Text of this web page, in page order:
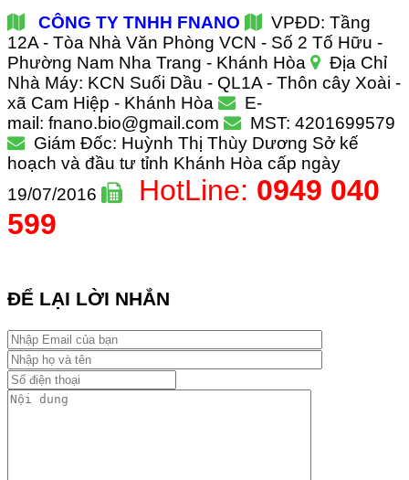
CÔNG TY TNHH FNANO
VPĐD: Tầng
12A - Tòa Nhà Văn Phòng VCN - Số 2 Tố Hữu -
Phường Nam Nha Trang - Khánh Hòa
Địa Chỉ
Nhà Máy: KCN Suối Dầu - QL1A - Thôn cây Xoài -
xã Cam Hiệp - Khánh Hòa
E-
mail: fnano.bio@gmail.com
MST: 4201699579
Giám Đốc: Huỳnh Thị Thùy Dương Sở kế
hoạch và đầu tư tỉnh Khánh Hòa cấp ngày
19/07/2016
HotLine: 0949 040
599
ĐỂ LẠI LỜI NHẮN